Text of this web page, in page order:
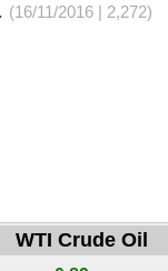
(16/11/2016 | 2,272)
WTI Crude Oil